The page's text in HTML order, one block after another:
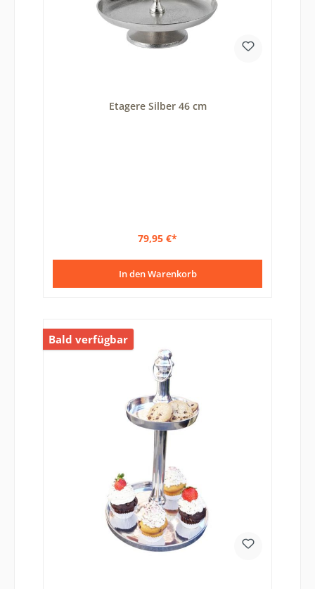
Etagere Silber 46 cm
79,95 €*
In den Warenkorb
Bald verfügbar